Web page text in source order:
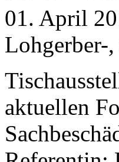
01. April
Lohgerber-
aktuellen